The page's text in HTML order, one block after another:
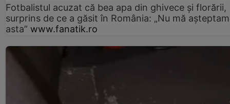
Fotbalistul acuzat că bea apa din ghivece și florării,
surprins de ce a găsit în România: „Nu mă
asta” www.fanatik.ro